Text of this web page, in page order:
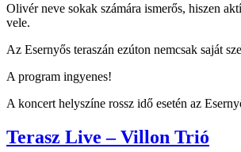
Olivér neve sokak számára ismerős, hiszen
vele.
Az Esernyős teraszán ezúton nemcsak saját
A program ingyenes!
A koncert helyszíne rossz idő esetén az
Terasz Live – Villon Trió